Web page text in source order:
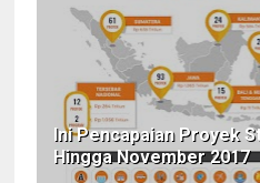
Ini Pencapaian Proyek
Hingga November 2017